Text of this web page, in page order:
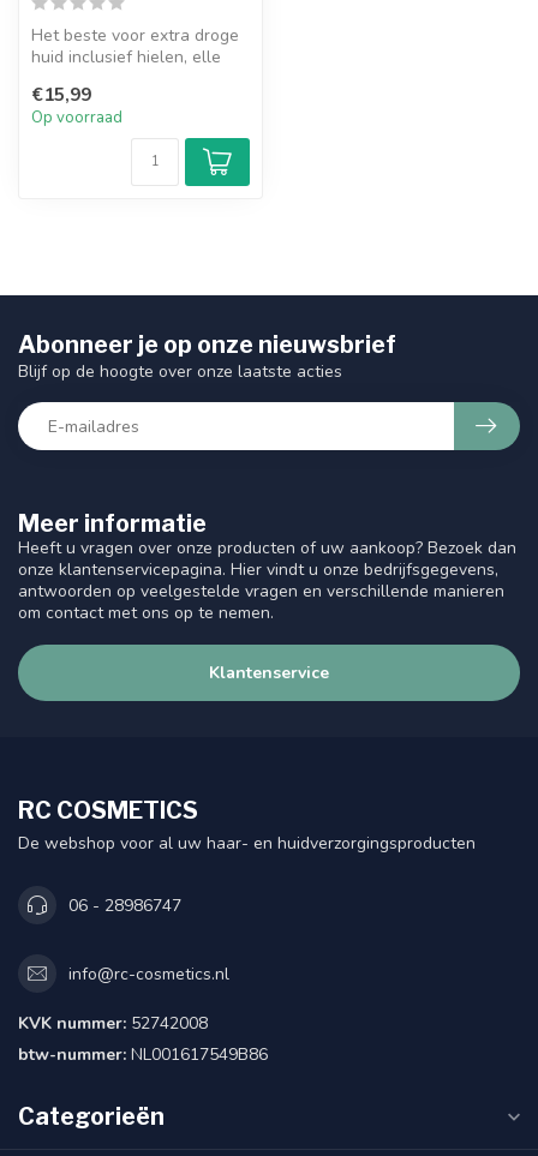
Het beste voor extra droge
huid inclusief hielen, elle
€15,99
Op voorraad
Meer informatie
Heeft u vragen over onze producten of uw aankoop? Bezoek dan
onze klantenservicepagina. Hier vindt u onze bedrijfsgegevens,
antwoorden op veelgestelde vragen en verschillende manieren
om contact met ons op te nemen.
Klantenservice
Abonneer je op onze nieuwsbrief
Blijf op de hoogte over onze laatste acties
RC COSMETICS
De webshop voor al uw haar- en huidverzorgingsproducten
06 - 28986747
info@rc-cosmetics.nl
KVK nummer: 52742008
btw-nummer: NL001617549B86
Categorieën